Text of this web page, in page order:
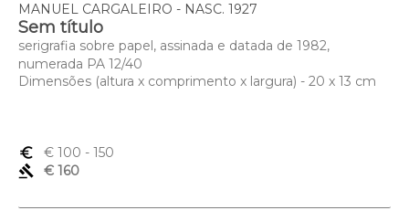
MANUEL CARGALEIRO - NASC. 1927
Sem título
serigrafia sobre papel, assinada e datada de 1982,
numerada PA 12/40
Dimensões (altura x comprimento x largura) - 20 x 13 cm
euro_symbol € 100 - 150
gavel
€ 160